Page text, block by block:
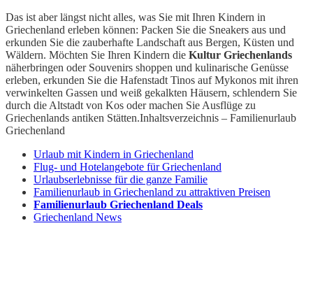
Das ist aber längst nicht alles, was Sie mit Ihren Kindern in
Griechenland erleben können: Packen Sie die Sneakers aus und
erkunden Sie die zauberhafte Landschaft aus Bergen, Küsten und
Wäldern. Möchten Sie Ihren Kindern die Kultur Griechenlands
näherbringen oder Souvenirs shoppen und kulinarische Genüsse
erleben, erkunden Sie die Hafenstadt Tinos auf Mykonos mit ihren
verwinkelten Gassen und weiß gekalkten Häusern, schlendern Sie
durch die Altstadt von Kos oder machen Sie Ausflüge zu
Griechenlands antiken Stätten.Inhaltsverzeichnis – Familienurlaub
Griechenland
Urlaub mit Kindern in Griechenland
Flug- und Hotelangebote für Griechenland
Urlaubserlebnisse für die ganze Familie
Familienurlaub in Griechenland zu attraktiven Preisen
Familienurlaub Griechenland Deals
Griechenland News